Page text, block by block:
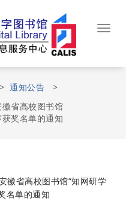
通知公告 >
徽省高校图书馆
奖名单的通知
徽省高校图书馆“知网研学
名单的通知